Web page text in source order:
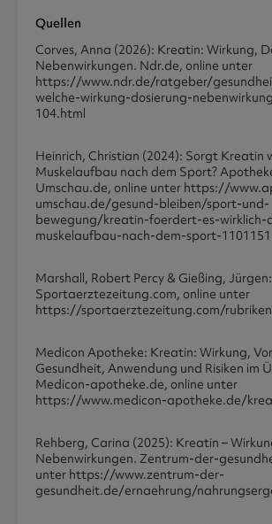
Quellen
Corves, Anna (2026): Kreatin: Wirkung,
Nebenwirkungen. Ndr.de, online unter
https://www.ndr.de/ratgeber/
welche-wirkung-dosierung-
104.html
Heinrich, Christian (2024): Sorgt Kreatin
Muskelaufbau nach dem Sport?
Umschau.de, online unter https://
umschau.de/gesund-bleiben/sport-und-
bewegung/kreatin-foerdert-es-wirklich-
muskelaufbau-nach-dem-sport-
Marshall, Robert Percy & Gießing,
Sportaerztezeitung.com, online unter
https://sportaerztezeitung.com/
Medicon Apotheke: Kreatin: Wirkung,
Gesundheit, Anwendung und Risiken im
Medicon-apotheke.de, online unter
https://www.medicon-apotheke.de/
Rehberg, Carina (2025): Kreatin –
Nebenwirkungen. Zentrum-der-
unter https://www.zentrum-der-
gesundheit.de/ernaehrung/